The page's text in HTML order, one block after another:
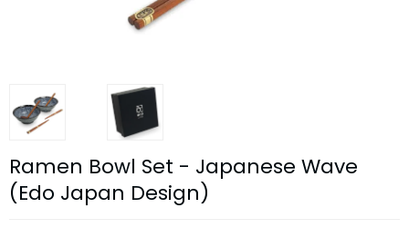
Ramen Bowl Set - Japanese Wave
(Edo Japan Design)